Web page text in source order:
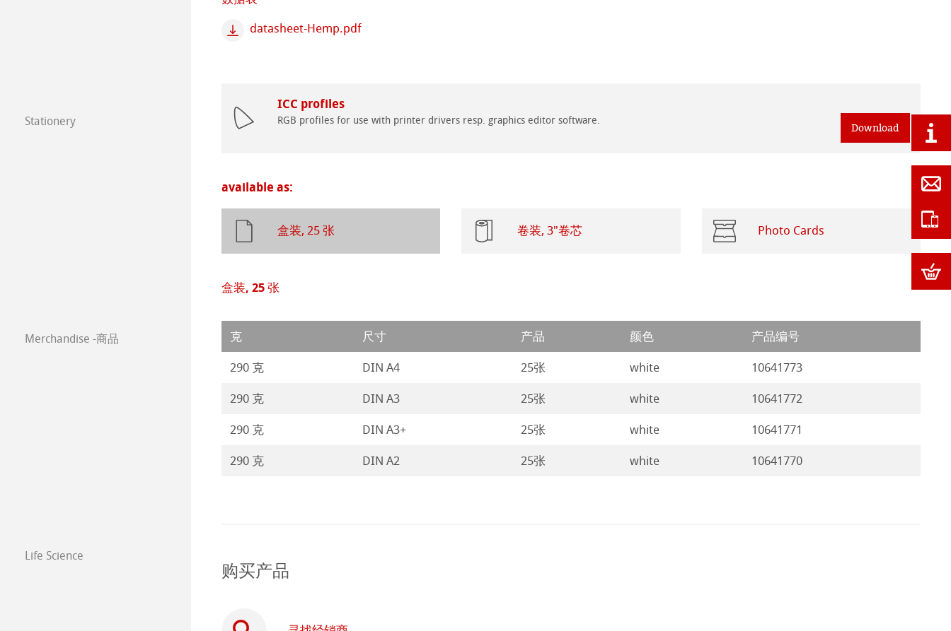
技术绘图纸
透明纸
等轴纸
Co-Branding Products
年挂历大赛2023
Paintings 2020
Paintings 2017
Stationery
FineNotes by Hahnemühle
Merchandise -商品
Life Science
datasheet-Hemp.pdf
ICC profiles
Download
RGB profiles for use with printer drivers resp. graphics editor software.
available as:
盒装, 25 张 卷装, 3"卷芯 Photo Cards
盒装, 25 张
克 尺寸 产品 颜色 产品编号
290 克 DIN A4 25张 white 10641773
290 克 DIN A3 25张 white 10641772
290 克 DIN A3+ 25张 white 10641771
290 克 DIN A2 25张 white 10641770
购买产品